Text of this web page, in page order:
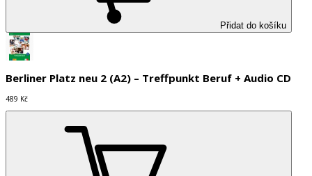
Přidat do košíku
Berliner Platz neu 2 (A2) – Treffpunkt Beruf + Audio CD
489 Kč